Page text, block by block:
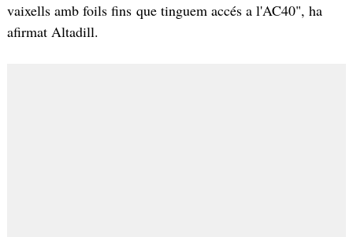
vaixells amb foils fins que tinguem accés a l'AC40", ha
afirmat Altadill.